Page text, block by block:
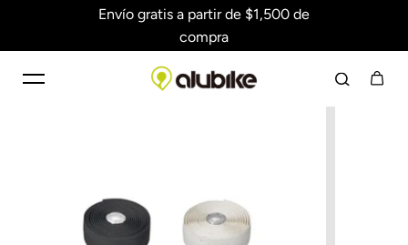
Saltar al contenidoEnvío gratis a partir de $1,500 de
compra